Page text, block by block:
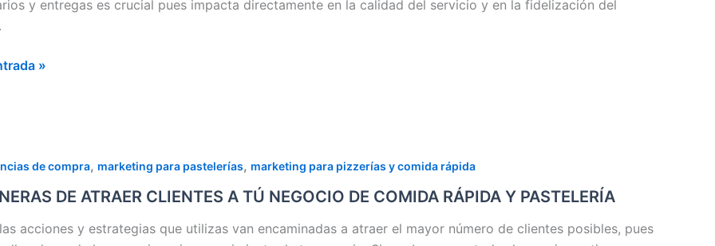
y entregas es crucial pues impacta directamente en la calidad del servicio y en la fidelización del
»
de compra, marketing para pastelerías, marketing para pizzerías y comida rápida
DE ATRAER CLIENTES A TÚ NEGOCIO DE COMIDA RÁPIDA Y PASTELERÍA
acciones y estrategias que utilizas van encaminadas a atraer el mayor número de clientes posibles, pues